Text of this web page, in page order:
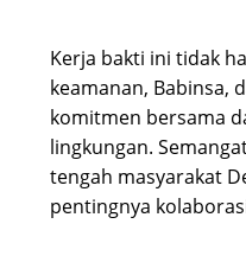
Kerja bakti ini tidak
keamanan, Babinsa,
komitmen bersama
lingkungan.
tengah masyarakat
pentingnya